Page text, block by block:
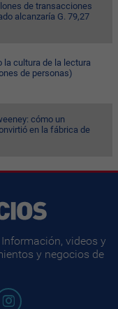
de transacciones
alcanzaría G. 79,27
la cultura de la lectura
de personas)
cómo un
en la fábrica de
videos y
y negocios de